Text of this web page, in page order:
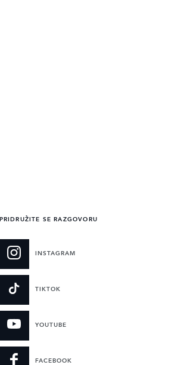
PRIDRUŽITE SE RAZGOVORU
INSTAGRAM
TIKTOK
YOUTUBE
FACEBOOK